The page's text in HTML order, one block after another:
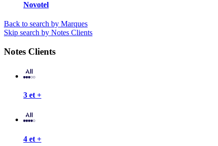
Novotel
Back to search by Marques
Skip search by Notes Clients
Notes Clients
3 et +
4 et +